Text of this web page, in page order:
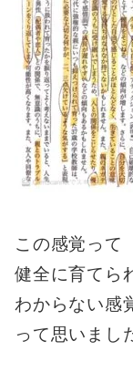
この感覚って
健全に育てら
わからない感
って思いまし